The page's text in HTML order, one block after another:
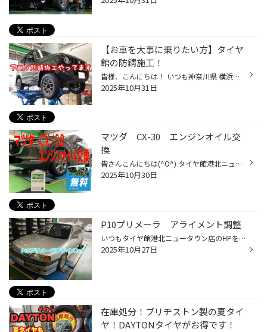
【お車を大事に乗りたい方】タイヤ
館の防錆施工！
皆様、こんにちは！ いつも神奈川県 横浜市 都筑区 タイヤ館 港北ニュータウン店のWebを御覧の皆様ありがとうございます♪ タイヤ館は、あなたの町の "タイヤ専門店"です。 本日はお車を大事に、長く乗っていきたい方必見！の タイヤ館の防錆コーティングをご紹介いたします！ そもそもなぜ車はサビ...
2025年10月31日
マツダ CX-30 エンジンオイル交
換
皆さんこんにちは(^O^) タイヤ館港北ニュータウン店のホームページをご覧頂き有難う御座います(^o^)／ エンジンオイル交換のご案内です(^_^)/ 紹介する車両は 『マツダ CX-30』です(^_^) こちらのお車はガソリン車という事で 『エコグリーン ０W-20』 こちらを使用してオイル交換をします！ 早速オ...
2025年10月30日
P10プリメーラ アライメント調整
いつもタイヤ館港北ニュータウン店のHPをご覧頂き誠にありがとうございます。先日オイル交換でご紹介したプリメーラさんはオイル交換後にアライメントを調整いたしました。この年代の車はこのサイズでも後輪のトー調整ができます。 細かい所に車作りの拘りがみえますね。年間５千キロ走行（大事にし...
2025年10月27日
在庫処分！ブリヂストン製の夏タイ
ヤ！DAYTONタイヤがお得です！